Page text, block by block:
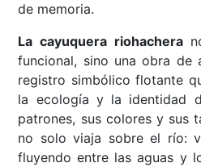
de memoria.
La cayuquera riohachera
funcional, sino una obra de
registro simbólico flotante
la ecología y la identidad
patrones, sus colores y sus
no solo viaja sobre el río:
fluyendo entre las aguas y